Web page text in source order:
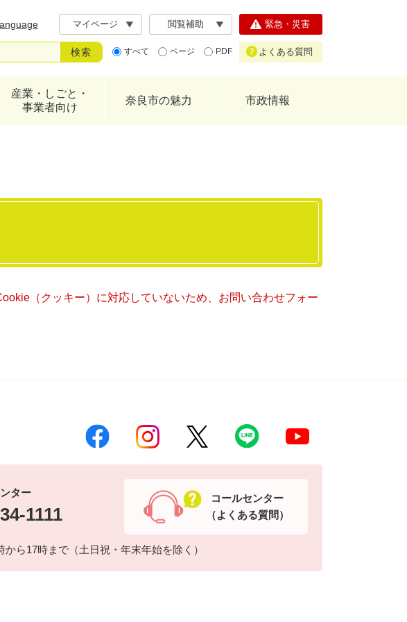
マイページ 閲覧補助
すべて ページ PDF
緊急・災害
よくある質問
産業・しごと・
事業者向け
奈良市の魅力 市政情報
（クッキー）に対応していないため、お問い合わせフォー
ター
1111
から17時まで（土日祝・年末年始を除く）
コールセンター
（よくある質問）